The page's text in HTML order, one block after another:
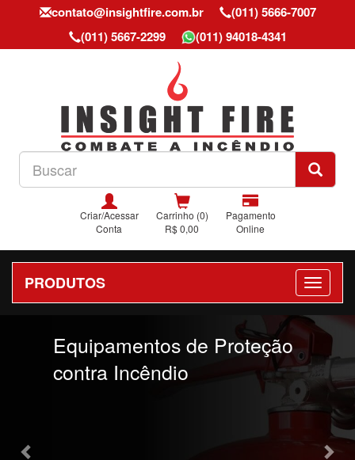
contato@insightfire.com.br
(011) 5666-7007
(011) 5667-2299
(011) 94018-4341
Criar/Acessar
Conta
Carrinho (0)
R$ 0,00
Pagamento
Online
PRODUTOS
Equipamentos de Proteção
contra Incêndio